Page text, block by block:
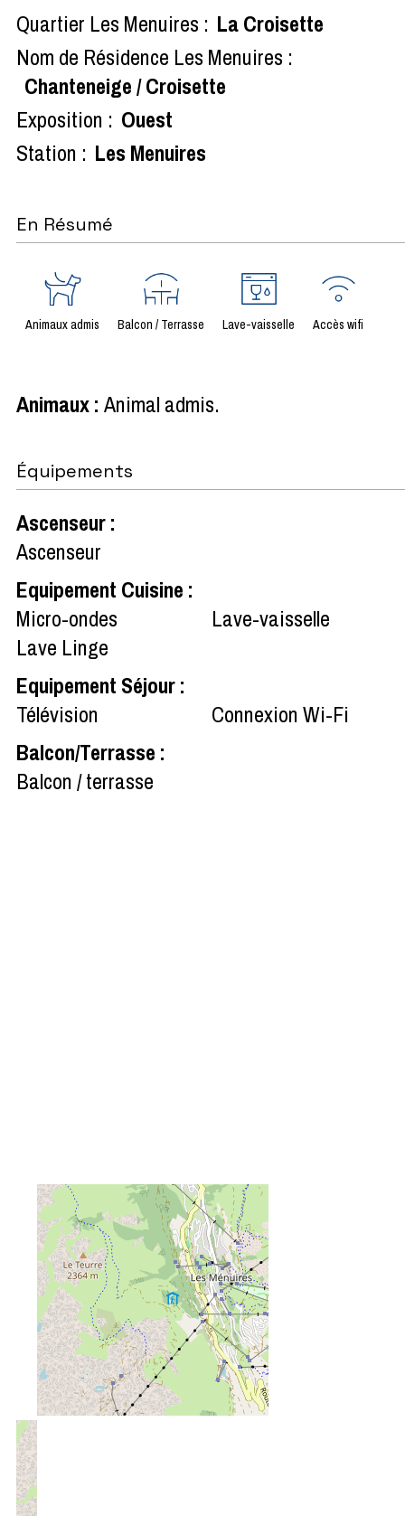
Quartier Les Menuires : La Croisette
Nom de Résidence Les Menuires :
Chanteneige / Croisette
Exposition : Ouest
Station : Les Menuires
En Résumé
Animaux admis Balcon / Terrasse Lave-vaisselle Accès wifi
Animaux: Animal admis
Équipements
Ascenseur:
Ascenseur
Equipement Cuisine :
Micro-ondes
Lave-vaisselle
Lave Linge
Equipement Séjour:
Télévision
Connexion Wi-Fi
Balcon/Terrasse :
Balcon / terrasse